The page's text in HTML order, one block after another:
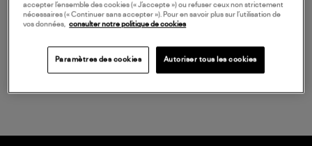
accepter l’ensemble des cookies (« J’accepte ») ou refuser ceux non strictement
nécessaires (« Continuer sans accepter »). Pour en savoir plus sur l’utilisation de
vos données, consulter notre politique de cookies
Paramètres des cookies Autoriser tous les cookies